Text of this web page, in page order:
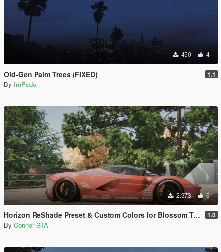
450 4
Old-Gen Palm Trees (FIXED) 1.1
By ImPedor
2.373 6
Horizon ReShade Preset & Custom Colors for Blossom Tree 1.0
By Connor GTA